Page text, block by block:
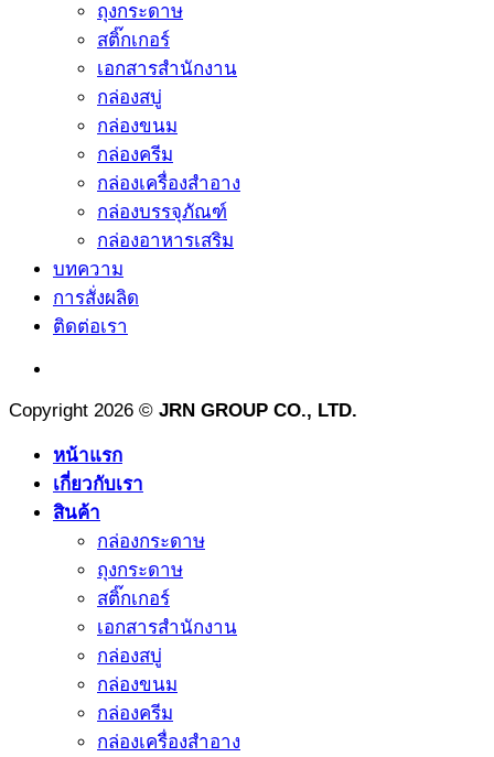
ถุงกระดาษ
สติ๊กเกอร์
เอกสารสำนักงาน
กล่องสบู่
กล่องขนม
กล่องครีม
กล่องเครื่องสำอาง
กล่องบรรจุภัณฑ์
กล่องอาหารเสริม
บทความ
การสั่งผลิด
ติดต่อเรา
Copyright 2026 © JRN GROUP CO., LTD.
หน้าแรก
เกี่ยวกับเรา
สินค้า
กล่องกระดาษ
ถุงกระดาษ
สติ๊กเกอร์
เอกสารสำนักงาน
กล่องสบู่
กล่องขนม
กล่องครีม
กล่องเครื่องสำอาง